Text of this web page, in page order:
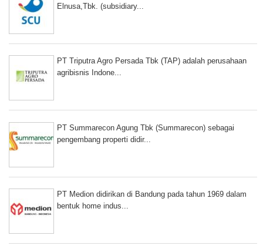
Elnusa,Tbk. (subsidiary...
PT Triputra Agro Persada Tbk (TAP) adalah perusahaan
agribisnis Indone...
PT Summarecon Agung Tbk (Summarecon) sebagai
pengembang properti didir...
PT Medion didirikan di Bandung pada tahun 1969 dalam
bentuk home indus...